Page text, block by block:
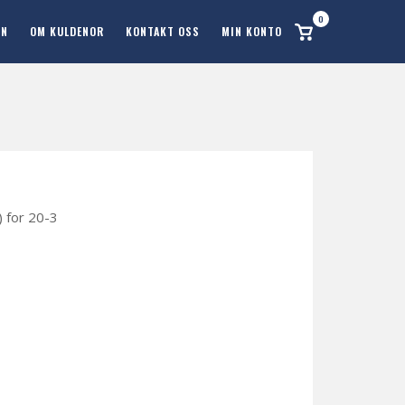
OM KULDENOR KONTAKT OSS MIN KONTO
Se 0
for 20-3